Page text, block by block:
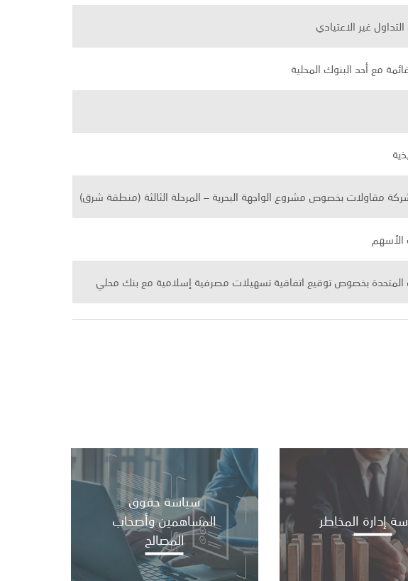
غير الاعتيادي
مع أحد البنوك المحلية
مقاولات بخصوص مشروع الواجهة البحرية – المرحلة الثالثة (منطقة شرق)
الأسهم
بخصوص توقيع اتفاقية تسهيلات مصرفية إسلامية مع بنك محلي
بخصوص توقيع عقد مشروع عقار الواجهة البحرية - المرحلة الثالثة
المتحدة للربع الأول من السنة المالية 2026
العامة السنوية العادية للشركة والمنعقدة في 06/05/2026
إدارة المخاطر
سياسة حقوق
المساهمين وأصحاب
المصالح